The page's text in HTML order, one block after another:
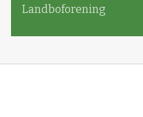
Landboforening